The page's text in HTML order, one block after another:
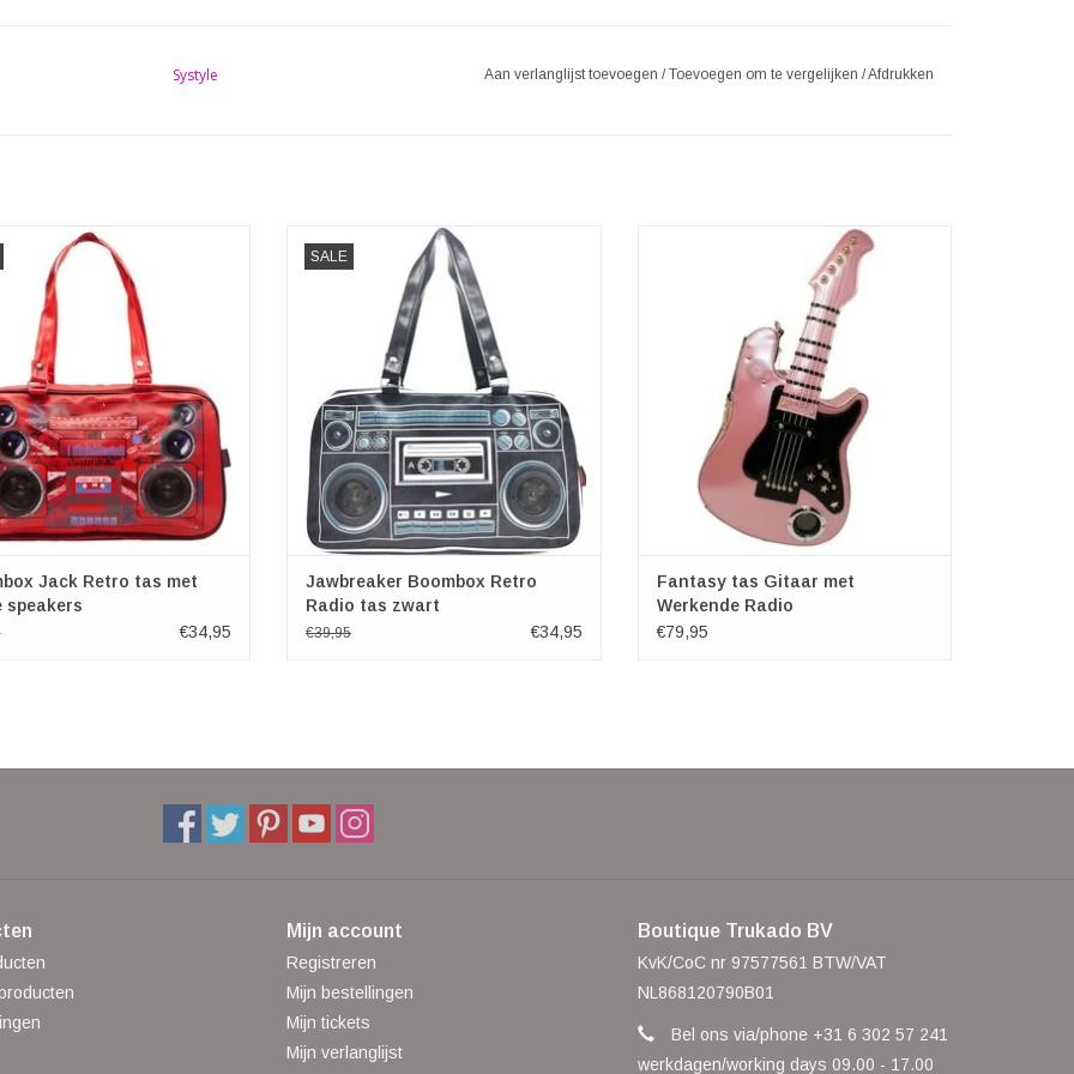
Systyle Aan verlanglijst toevoegen /Toevoegen om te vergelijken /Afdrukken
Jack Retro tas met echte speakers
Jack Retro tas met
speakers
€34,95
SALE
Jawbreaker Boombox Retro Radio tas zwart
Jawbreaker Boombox Retro
Radio tas zwart
€39,95 €34,95
Fantasy tassen en portemonnees - Fantasy
tas Gitaar met Werkende Radio
Fantasy tas Gitaar met
Werkende Radio
€79,95
Mijn account
Registreren
Mijn bestellingen
Mijn tickets
Mijn verlanglijst
Boutique Trukado BV
KvK/CoC nr 97577561 BTW/VAT
NL868120790B01
Bel ons via/phone +31 6 302 57 241
werkdagen/working days 09.00 - 17.00